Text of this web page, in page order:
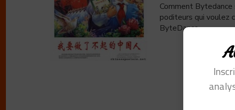
Comment Bytedance
poditeurs qui voulez
ByteDance...